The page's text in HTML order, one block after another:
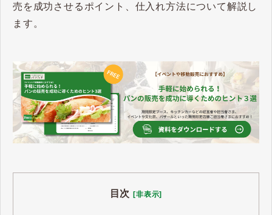
売を成功させるポイント、仕入れ方法について解説し
ます。
目次 [非表示]